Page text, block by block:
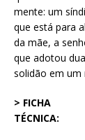
mente: um
que está para
da mãe, a
que adotou
solidão em um
> FICHA
TÉCNICA: